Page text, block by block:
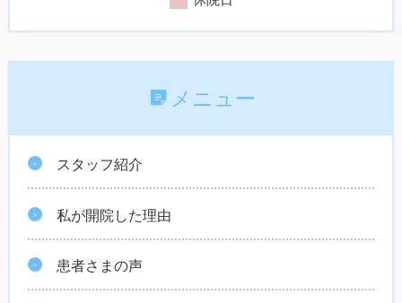
メニュー
スタッフ紹介
私が開院した理由
患者さまの声